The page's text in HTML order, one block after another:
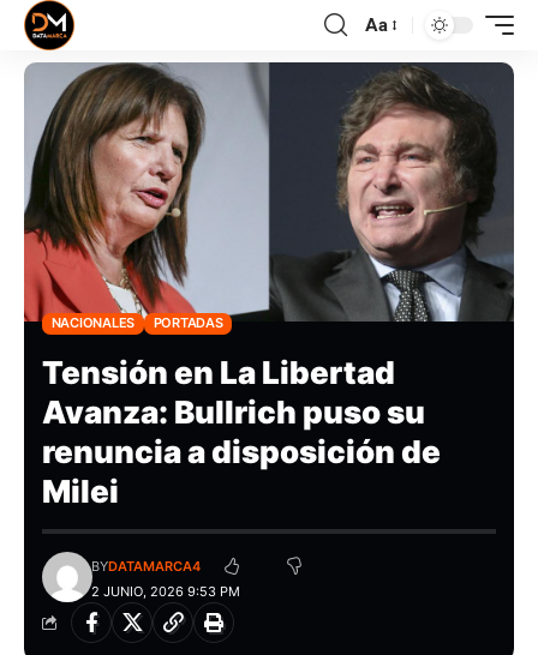
Aa
NACIONALES PORTADAS
Tensión en La Libertad
Avanza: Bullrich puso su
renuncia a disposición de
Milei
2 JUNIO, 2026 9:53 PM
BYDATAMARCA4